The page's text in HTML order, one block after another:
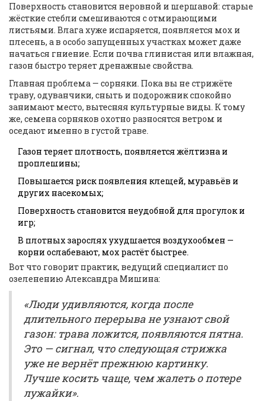
Поверхность становится неровной и шершавой: старые
жёсткие стебли смешиваются с отмирающими
листьями. Влага хуже испаряется, появляется мох и
плесень, а в особо запущенных участках может даже
начаться гниение. Если почва глинистая или влажная,
газон быстро теряет дренажные свойства.
Главная проблема — сорняки. Пока вы не стрижёте
траву, одуванчики, сныть и подорожник спокойно
занимают место, вытесняя культурные виды. К тому
же, семена сорняков охотно разносятся ветром и
оседают именно в густой траве.
Газон теряет плотность, появляется жёлтизна и
проплешины;
Повышается риск появления клещей, муравьёв и
других насекомых;
Поверхность становится неудобной для прогулок и
игр;
В плотных зарослях ухудшается воздухообмен —
корни ослабевают, мох растёт быстрее.
Вот что говорит практик, ведущий специалист по
озеленению Александра Мишина:
«Люди удивляются, когда после
длительного перерыва не узнают свой
газон: трава ложится, появляются пятна.
Это — сигнал, что следующая стрижка
уже не вернёт прежнюю картинку.
Лучше косить чаще, чем жалеть о потере
лужайки».